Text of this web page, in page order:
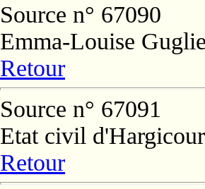
Source n° 67090
Emma-Louise
Retour
Source n° 67091
Etat civil
Retour